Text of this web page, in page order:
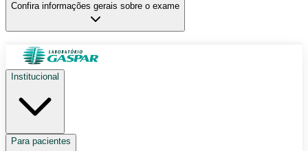
Confira informações gerais sobre o exame
Institucional
Para pacientes